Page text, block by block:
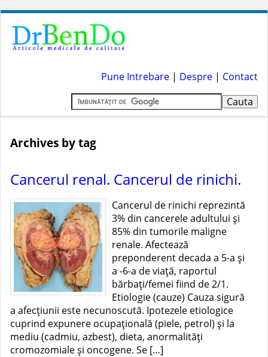
Pune Intrebare | Despre | Contact
Archives by tag
Cancerul renal. Cancerul de rinichi.
Cancerul de rinichi reprezintă
3% din cancerele adultului şi
85% din tumorile maligne
renale. Afectează
preponderent decada a 5-a şi
a -6-a de viaţă, raportul
bărbaţi/femei fiind de 2/1.
Etiologie (cauze) Cauza sigură
a afecţiunii este necunoscută. Ipotezele etiologice
cuprind expunere ocupaţională (piele, petrol) şi la
mediu (cadmiu, azbest), dieta, anormalităţi
cromozomiale şi oncogene. Se […]